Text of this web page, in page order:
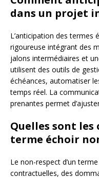
dans un projet
L’anticipation des termes
rigoureuse intégrant des
jalons intermédiaires et
utilisent des outils de
échéances, automatiser
temps réel. La
prenantes permet
Quelles sont les
terme échoir
Le non-respect d’un
contractuelles, des